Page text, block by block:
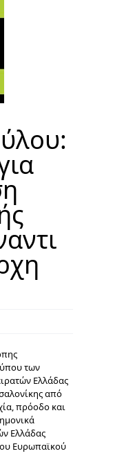
των
Ελλάδας
από
πρόοδο και
Ελλάδας
Ευρωπαϊκού